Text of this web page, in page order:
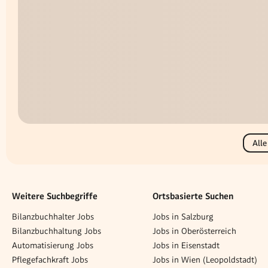
Alle
Weitere Suchbegriffe
Bilanzbuchhalter Jobs
Bilanzbuchhaltung Jobs
Automatisierung Jobs
Pflegefachkraft Jobs
Ortsbasierte Suchen
Jobs in Salzburg
Jobs in Oberösterreich
Jobs in Eisenstadt
Jobs in Wien (Leopoldstadt)